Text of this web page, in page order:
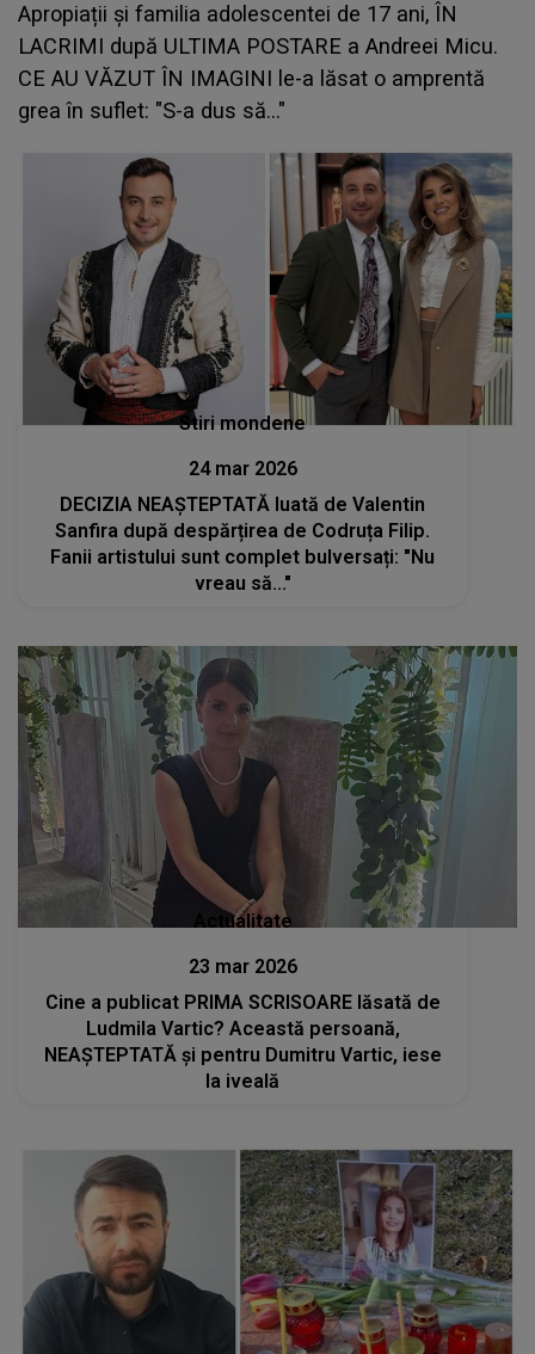
Apropiații și familia adolescentei de 17 ani, ÎN
LACRIMI după ULTIMA POSTARE a Andreei Micu.
CE AU VĂZUT ÎN IMAGINI le-a lăsat o amprentă
grea în suflet: "S-a dus să..."
Stiri mondene
24 mar 2026
DECIZIA NEAȘTEPTATĂ luată de Valentin
Sanfira după despărțirea de Codruța Filip.
Fanii artistului sunt complet bulversați: "Nu
vreau să..."
Actualitate
23 mar 2026
Cine a publicat PRIMA SCRISOARE lăsată de
Ludmila Vartic? Această persoană,
NEAȘTEPTATĂ și pentru Dumitru Vartic, iese
la iveală